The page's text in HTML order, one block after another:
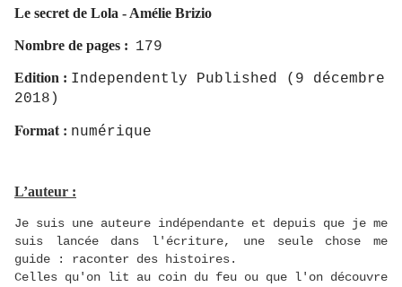
Le secret de Lola - Amélie Brizio
Nombre de pages : 179
Edition : Independently Published
(9 décembre
2018)
Format : numérique
L’auteur :
Je suis une auteure indépendante et depuis que je me
suis lancée dans l'écriture, une seule chose me
guide : raconter des histoires.
Celles qu'on lit au coin du feu ou que l'on découvre